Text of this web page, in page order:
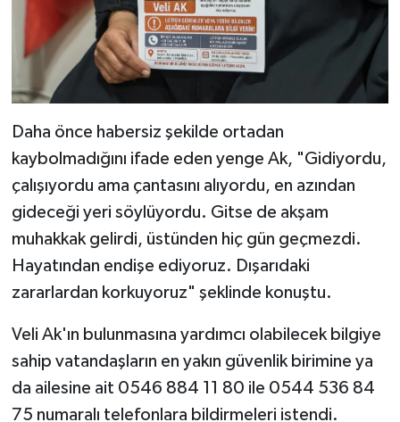
Daha önce habersiz şekilde ortadan
kaybolmadığını ifade eden yenge Ak, "Gidiyordu,
çalışıyordu ama çantasını alıyordu, en azından
gideceği yeri söylüyordu. Gitse de akşam
muhakkak gelirdi, üstünden hiç gün geçmezdi.
Hayatından endişe ediyoruz. Dışarıdaki
zararlardan korkuyoruz" şeklinde konuştu.
Veli Ak'ın bulunmasına yardımcı olabilecek bilgiye
sahip vatandaşların en yakın güvenlik birimine ya
da ailesine ait 0546 884 11 80 ile 0544 536 84
75 numaralı telefonlara bildirmeleri istendi.